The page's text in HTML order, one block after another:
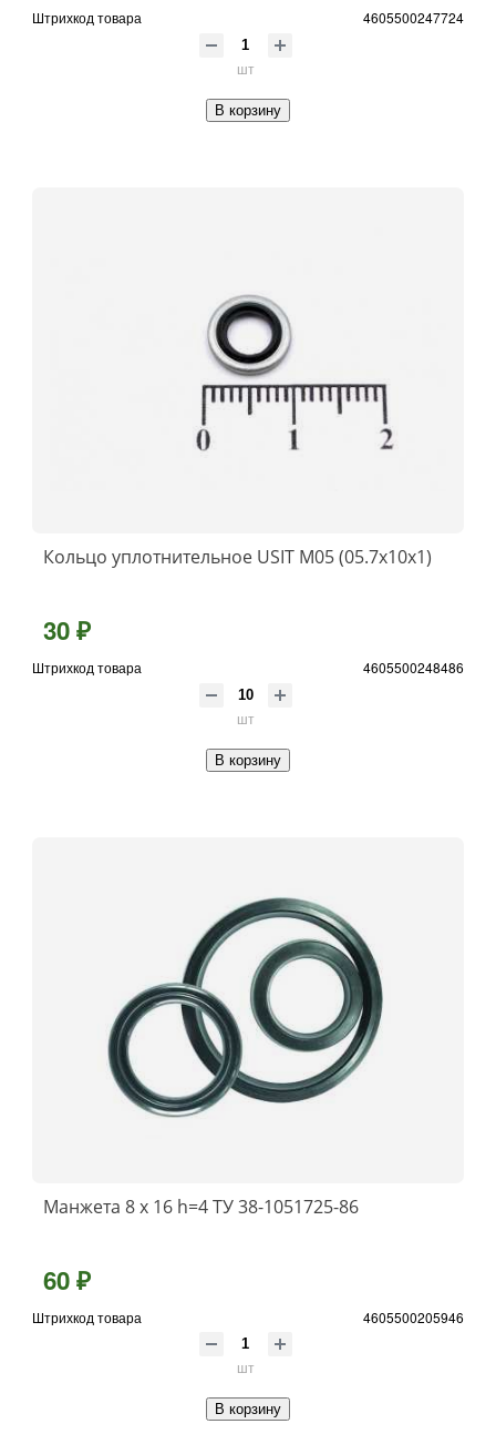
Штрихкод товара 4605500247724
шт
В корзину
Кольцо уплотнительное USIT М05 (05.7х10х1)
30 ₽
Штрихкод товара 4605500248486
шт
В корзину
Манжета 8 х 16 h=4 ТУ 38-1051725-86
60 ₽
Штрихкод товара 4605500205946
шт
В корзину